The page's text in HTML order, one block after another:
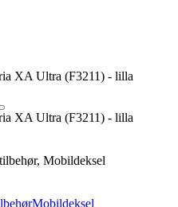
XA Ultra (F3211) - lilla
XA Ultra (F3211) - lilla
Mobildeksel
Mobildeksel